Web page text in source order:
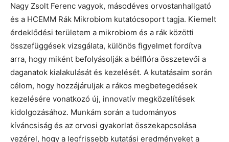
Nagy Zsolt Ferenc vagyok, másodéves orvostanhallgató
és a HCEMM Rák Mikrobiom kutatócsoport tagja. Kiemelt
érdeklődési területem a mikrobiom és a rák közötti
összefüggések vizsgálata, különös figyelmet fordítva
arra, hogy miként befolyásolják a bélflóra összetevői a
daganatok kialakulását és kezelését. A kutatásaim során
célom, hogy hozzájáruljak a rákos megbetegedések
kezelésére vonatkozó új, innovatív megközelítések
kidolgozásához. Munkám során a tudományos
kíváncsiság és az orvosi gyakorlat összekapcsolása
vezérel, hogy a legfrissebb kutatási eredményeket a